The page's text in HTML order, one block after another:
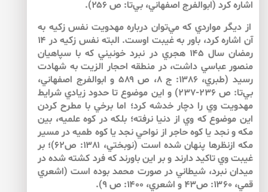
اشاره كرد (ابوالفرج اصفهاني، بي‌تا: ص ۲۵۶).
از ديگر مواردي كه مي‌توان درباره مهدويت نفس زكيه به
آن اشاره كرد، باور به غيبت اوست. البته نفس زكيه در ۱۴
رمضان سال ۱۴۵ هجري در نبرد خونيني كه با سپاهيان
منصور عباسي داشت، در منطقه احجار الزيت به شهادت
رسيد (طبري، ۱۳۸۶: ج ۸، ص ۵۸۹ و ابوالفرج اصفهاني،
بي‌تا: ص ۲۳۶-۲۳۷) و اين موضوع تا حدود زيادي شرايط
مهدويت وي را دچار خدشه كرد؛ اما برخي با مطرح كردن
اين موضوع كه وي از دنيا نرفته؛ بلكه در كوه علميه، بين
مكه و نجد يا كوه حاجر از نواحي نجد يا كوه طميه در مسير
مكه ازنظرها پنهان شده است (نوبختي، ۱۳۸۱: ص۶۲)؛ بر
غيبت وي تاكيد دارند و بر اين باورند كه فرد كشته شده در
ميدان نبرد، شيطاني در صورت محمد بوده است (اشعري
قمي، ۱۳۶۰: ص۴۳ و اشعري، ۱۴۰۰: ص ۹).